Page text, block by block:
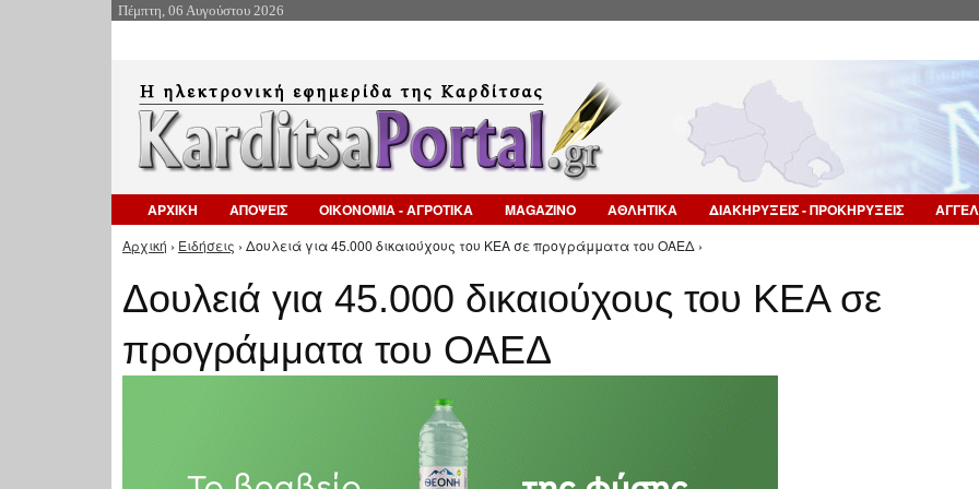
Πέμπτη, 06 Αυγούστου 2026
ΑΡΧΙΚΗ ΑΠΟΨΕΙΣ ΟΙΚΟΝΟΜΙΑ - ΑΓΡΟΤΙΚΑ MAGAZINO ΑΘΛΗΤΙΚΑ ΔΙΑΚΗΡΥΞΕΙΣ - ΠΡΟΚΗΡΥΞΕΙΣ
Είστε εδώ
Αρχική › Ειδήσεις › Δουλειά για 45.000 δικαιούχους του ΚΕΑ σε προγράμματα του ΟΑΕΔ ›
Δουλειά για 45.000 δικαιούχους του ΚΕΑ σε
προγράμματα του ΟΑΕΔ